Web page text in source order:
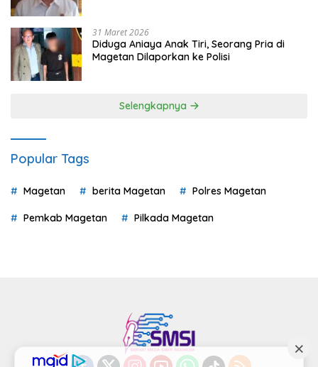
31 Maret 2026
Diduga Aniaya Anak Tiri, Seorang Pria di
Magetan Dilaporkan ke Polisi
Selengkapnya
Popular Tags
Magetan berita Magetan Polres Magetan
Pemkab Magetan Pilkada Magetan